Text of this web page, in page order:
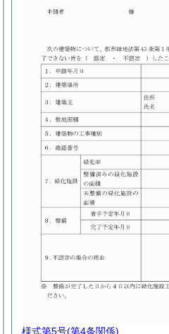
様式第5号(第4条関係)